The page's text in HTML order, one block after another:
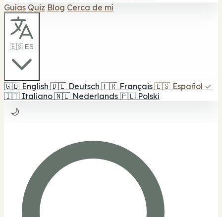
Guías Quiz Blog Cerca de mí
🇪🇸 ES
🇬🇧 English 🇩🇪 Deutsch 🇫🇷 Français 🇪🇸 Español ✓
🇮🇹 Italiano 🇳🇱 Nederlands 🇵🇱 Polski
🌙